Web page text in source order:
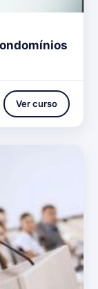
Ver curso